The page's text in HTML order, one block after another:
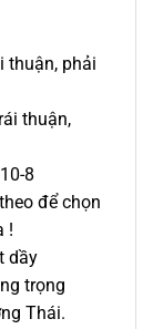
thuận, phải
thuận,
8
để chọn
!
dầy
trọng
Thái.